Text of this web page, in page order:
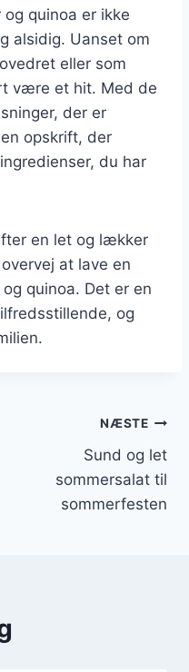
quinoa er ikke
alsidig. Uanset om
eller som
være et hit. Med de
der er
opskrift, der
du har
en let og lækker
at lave en
quinoa. Det er en
og
NÆSTE
Sund og let
sommersalat til
sommerfesten